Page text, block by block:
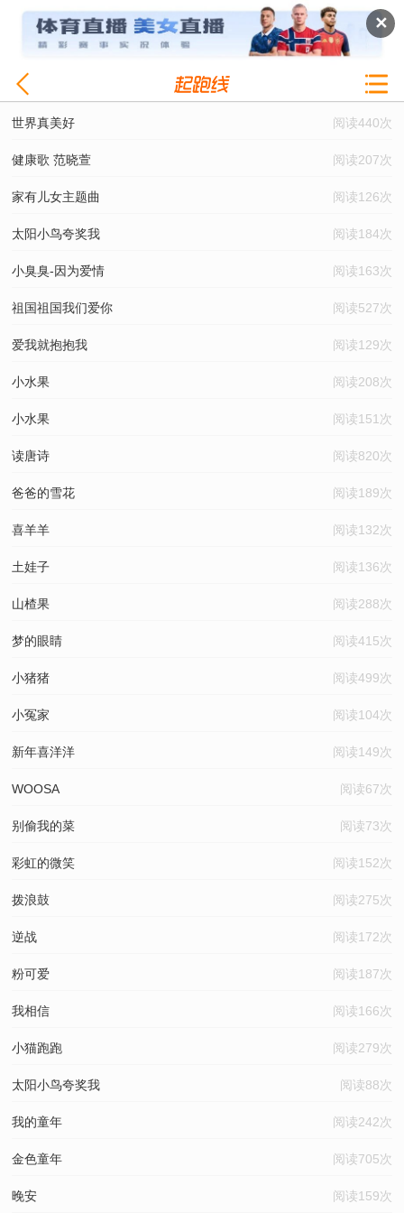
✕
世界真美好 阅读440次
健康歌 范晓萱 阅读207次
家有儿女主题曲 阅读126次
太阳小鸟夸奖我 阅读184次
小臭臭-因为爱情 阅读163次
祖国祖国我们爱你 阅读527次
爱我就抱抱我 阅读129次
小水果 阅读208次
小水果 阅读151次
读唐诗 阅读820次
爸爸的雪花 阅读189次
喜羊羊 阅读132次
土娃子 阅读136次
山楂果 阅读288次
梦的眼睛 阅读415次
小猪猪 阅读499次
小冤家 阅读104次
新年喜洋洋 阅读149次
WOOSA 阅读67次
别偷我的菜 阅读73次
彩虹的微笑 阅读152次
拨浪鼓 阅读275次
逆战 阅读172次
粉可爱 阅读187次
我相信 阅读166次
小猫跑跑 阅读279次
太阳小鸟夸奖我 阅读88次
我的童年 阅读242次
金色童年 阅读705次
晚安 阅读159次